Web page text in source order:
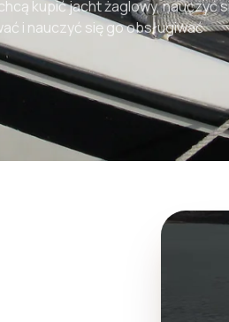
kupić jacht żaglowy, nauczyć
i nauczyć się go obsługiwać